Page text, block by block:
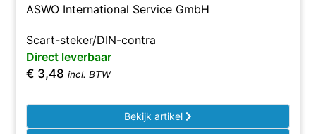
ASWO International Service GmbH
Scart-steker/DIN-contra
Direct leverbaar
€ 3,48 incl. BTW
Bekijk artikel